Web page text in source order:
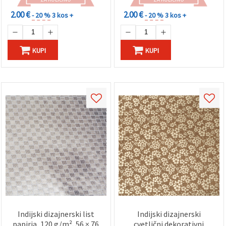
2.00 €- 20 %3 kos +
KUPI
rumena – HP44
2.00 €- 20 %3 kos +
KUPI
Indijski dizajnerski list
papirja, 120 g/m², 56 × 76
Indijski dizajnerski
cvetlični dekorativni